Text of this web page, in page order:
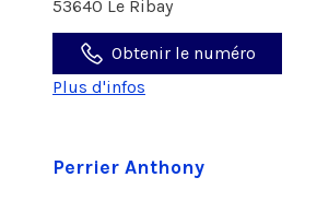
53640 Le Ribay
Obtenir le numéro
Plus d'infos
Perrier Anthony